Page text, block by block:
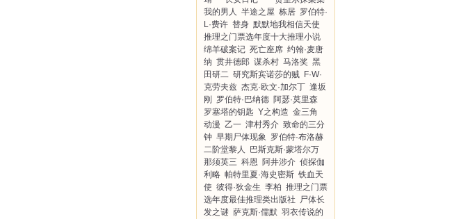
我的男人 半途之屋 栋居 罗伯特·
L·费许 替身 默默地我相信天使
推理之门票选年度十大推理小说
绵羊破案记 死亡座席 约翰·麦唐
纳 贯井德郎 谋杀村 马洛奖 黑
田研二 研究斯宾诺莎的贼 F·W·
克劳夫兹 杰克·欧文·加尔丁 逢坂
刚
罗伯特·巴纳德 阿瑟·莫里森
罗塞塔的钥匙 Y之构造 金三角
动漫 乙一 津村秀介 致命的三分
钟 早期尸体现象 罗伯特·布洛赫
二阶堂黎人
巴斯克斯·蒙塔尔万
那须英三 科恩 阿井涉介 侦探伽
利略 帕特里夏·海史密斯 铁血天
使 彼得·狄金生 李柏 推理之门票
选年度最佳推理类出版社 尸体长
发之谜 萨克斯·儒默 羽衣传说的